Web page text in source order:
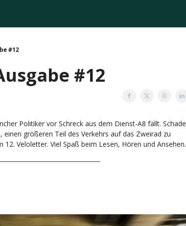
#12
#12
Politiker vor Schreck aus dem Dienst-A8 fällt. Schade
größeren Teil des Verkehrs auf das Zweirad zu
12. Veloletter. Viel Spaß beim Lesen, Hören und Ansehen.